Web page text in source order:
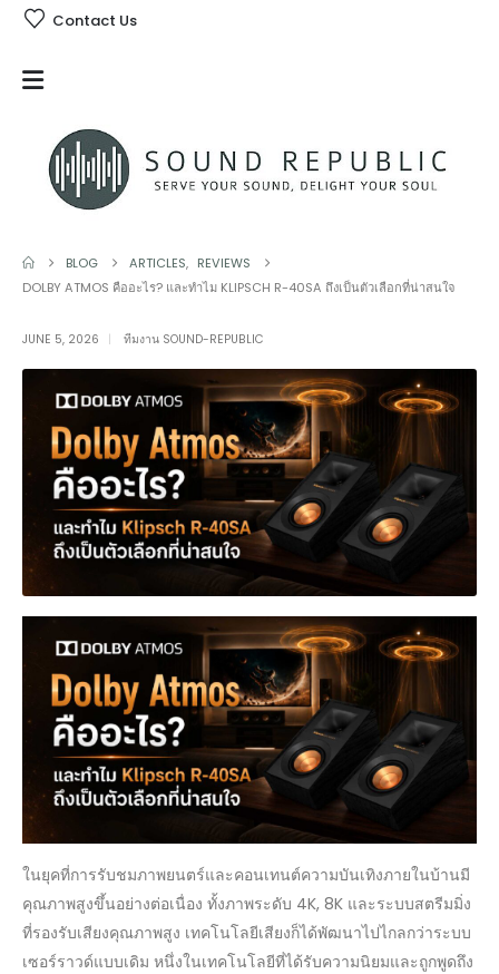
Contact Us
BLOG ARTICLES, REVIEWS
DOLBY ATMOS คืออะไร? และทำไม KLIPSCH R-40SA ถึงเป็นตัวเลือกที่น่าสนใจ
JUNE 5, 2026 ทีมงาน SOUND-REPUBLIC
ในยุคที่การรับชมภาพยนตร์และคอนเทนต์ความบันเทิงภายในบ้านมี
คุณภาพสูงขึ้นอย่างต่อเนื่อง ทั้งภาพระดับ 4K, 8K และระบบสตรีมมิ่ง
ที่รองรับเสียงคุณภาพสูง เทคโนโลยีเสียงก็ได้พัฒนาไปไกลกว่าระบบ
เซอร์ราวด์แบบเดิม หนึ่งในเทคโนโลยีที่ได้รับความนิยมและถูกพูดถึง